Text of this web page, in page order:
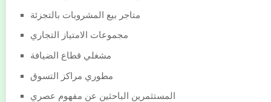
متاجر بيع المشروبات بالتجزئة
مجموعات الامتياز التجاري
مشغلي قطاع الضيافة
مطوري مراكز التسوق
المستثمرين الباحثين عن مفهوم عصري